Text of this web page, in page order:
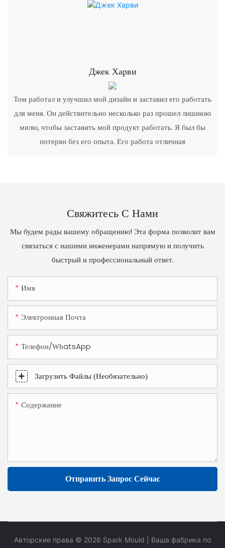
Джек Харви
Том работал и улучшил мой дизайн и заставил его работать
для меня. Он действительно несколько раз прошел лишнюю
милю, чтобы заставить мой продукт работать. Я был бы
потерян без его опыта. Его работа отличная
Свяжитесь С Нами
Мы будем рады вашему обращению! Эта форма позволит вам
связаться с нашими инженерами напрямую и получить
быстрый и профессиональный ответ.
Имя
Электронная Почта
Телефон/WhatsApp
Загрузить Файлы (необязательно)
Содержание
Отправить Запрос Сейчас
Авторские права © 2026 Spark Mould | Ваша фабрика по